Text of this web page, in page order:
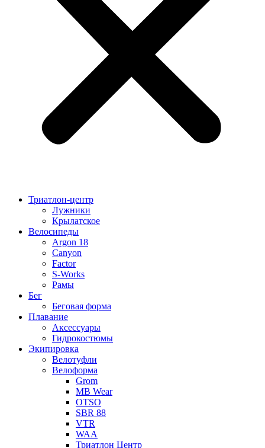
Триатлон-центр
Лужники
Крылатское
Велосипеды
Argon 18
Canyon
Factor
S-Works
Рамы
Бег
Беговая форма
Плавание
Аксессуары
Гидрокостюмы
Экипировка
Велотуфли
Велоформа
Grom
MB Wear
OTSO
SBR 88
VTR
WAA
Триатлон Центр